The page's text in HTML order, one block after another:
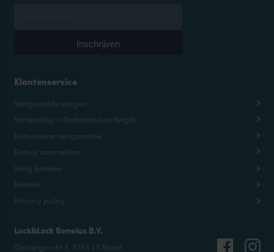
Klantenservice
Veelgestelde vragen
Verzending in Nederland en België
Retourneren en garantie
Retour aanmelden
Veilig betalen
Retailer
Privacy policy
Lock&Lock Benelux B.V.
Oostergracht 3, 3763 LX Soest